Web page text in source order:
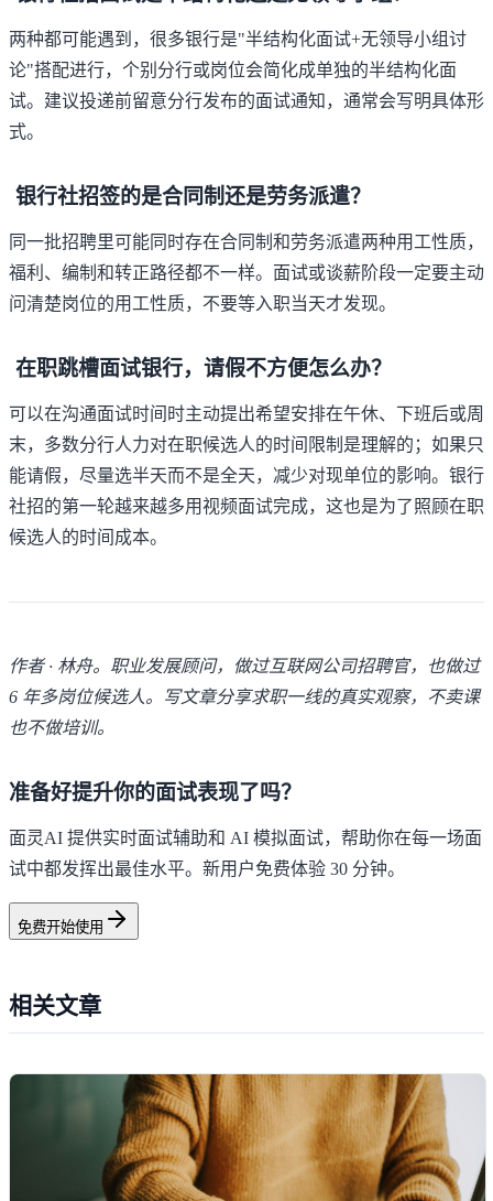
两种都可能遇到，很多银行是"半结构化面试+无领导小组讨
论"搭配进行，个别分行或岗位会简化成单独的半结构化面
试。建议投递前留意分行发布的面试通知，通常会写明具体形
式。
银行社招签的是合同制还是劳务派遣？
同一批招聘里可能同时存在合同制和劳务派遣两种用工性质，
福利、编制和转正路径都不一样。面试或谈薪阶段一定要主动
问清楚岗位的用工性质，不要等入职当天才发现。
在职跳槽面试银行，请假不方便怎么办？
可以在沟通面试时间时主动提出希望安排在午休、下班后或周
末，多数分行人力对在职候选人的时间限制是理解的；如果只
能请假，尽量选半天而不是全天，减少对现单位的影响。银行
社招的第一轮越来越多用视频面试完成，这也是为了照顾在职
候选人的时间成本。
作者 · 林舟。职业发展顾问，做过互联网公司招聘官，也做过
6 年多岗位候选人。写文章分享求职一线的真实观察，不卖课
也不做培训。
准备好提升你的面试表现了吗？
面灵AI 提供实时面试辅助和 AI 模拟面试，帮助你在每一场面
试中都发挥出最佳水平。新用户免费体验 30 分钟。
免费开始使用
相关文章